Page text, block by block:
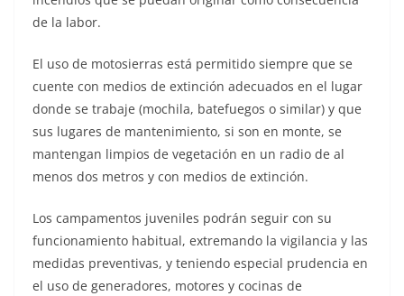
de la labor.
El uso de motosierras está permitido siempre que se
cuente con medios de extinción adecuados en el lugar
donde se trabaje (mochila, batefuegos o similar) y que
sus lugares de mantenimiento, si son en monte, se
mantengan limpios de vegetación en un radio de al
menos dos metros y con medios de extinción.
Los campamentos juveniles podrán seguir con su
funcionamiento habitual, extremando la vigilancia y las
medidas preventivas, y teniendo especial prudencia en
el uso de generadores, motores y cocinas de